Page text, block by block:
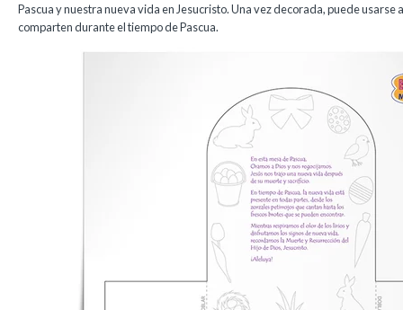
Pascua y nuestra nueva vida en Jesucristo. Una vez decorada, puede usarse
comparten durante el tiempo de Pascua.